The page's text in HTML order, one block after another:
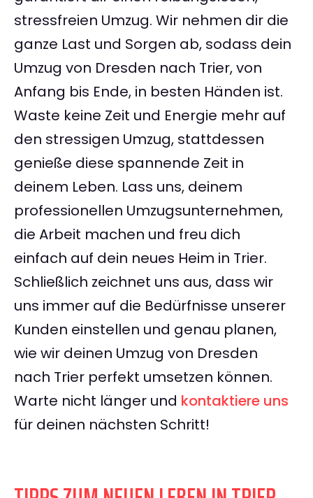
stressfreien Umzug. Wir nehmen dir die
ganze Last und Sorgen ab, sodass dein
Umzug von Dresden nach Trier, von
Anfang bis Ende, in besten Händen ist.
Waste keine Zeit und Energie mehr auf
den stressigen Umzug, stattdessen
genieße diese spannende Zeit in
deinem Leben. Lass uns, deinem
professionellen Umzugsunternehmen,
die Arbeit machen und freu dich
einfach auf dein neues Heim in Trier.
Schließlich zeichnet uns aus, dass wir
uns immer auf die Bedürfnisse unserer
Kunden einstellen und genau planen,
wie wir deinen Umzug von Dresden
nach Trier perfekt umsetzen können.
Warte nicht länger und kontaktiere uns
für deinen nächsten Schritt!